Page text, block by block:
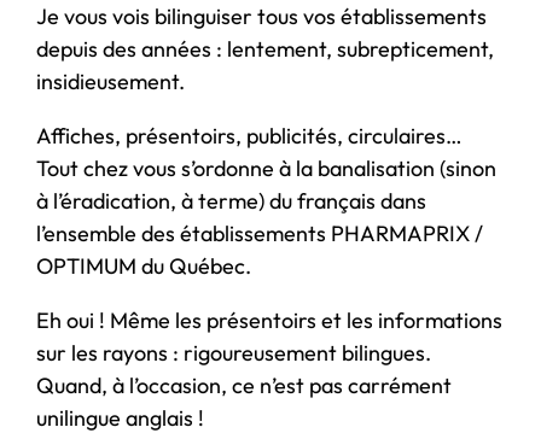
Je vous vois bilinguiser tous vos établissements
depuis des années : lentement, subrepticement,
insidieusement.
Affiches, présentoirs, publicités, circulaires…
Tout chez vous s’ordonne à la banalisation (sinon
à l’éradication, à terme) du français dans
l’ensemble des établissements PHARMAPRIX /
OPTIMUM du Québec.
Eh oui ! Même les présentoirs et les informations
sur les rayons : rigoureusement bilingues.
Quand, à l’occasion, ce n’est pas carrément
unilingue anglais !